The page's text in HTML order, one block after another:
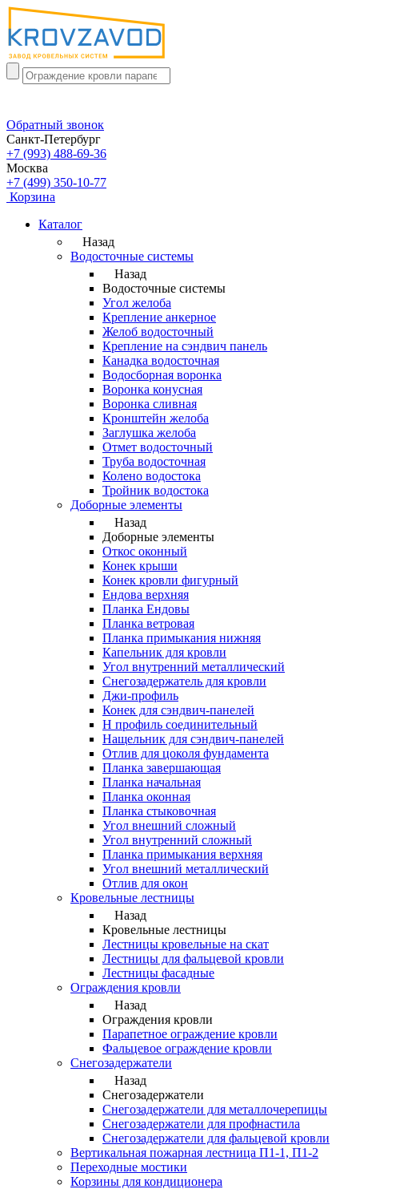
Обратный звонок
Санкт-Петербург
+7 (993) 488-69-36
Москва
+7 (499) 350-10-77
Корзина
Каталог
Назад
Водосточные системы
Назад
Водосточные системы
Угол желоба
Крепление анкерное
Желоб водосточный
Крепление на сэндвич панель
Канадка водосточная
Водосборная воронка
Воронка конусная
Воронка сливная
Кронштейн желоба
Заглушка желоба
Отмет водосточный
Труба водосточная
Колено водостока
Тройник водостока
Доборные элементы
Назад
Доборные элементы
Откос оконный
Конек крыши
Конек кровли фигурный
Ендова верхняя
Планка Ендовы
Планка ветровая
Планка примыкания нижняя
Капельник для кровли
Угол внутренний металлический
Снегозадержатель для кровли
Джи-профиль
Конек для сэндвич-панелей
Н профиль соединительный
Нащельник для сэндвич-панелей
Отлив для цоколя фундамента
Планка завершающая
Планка начальная
Планка оконная
Планка стыковочная
Угол внешний сложный
Угол внутренний сложный
Планка примыкания верхняя
Угол внешний металлический
Отлив для окон
Кровельные лестницы
Назад
Кровельные лестницы
Лестницы кровельные на скат
Лестницы для фальцевой кровли
Лестницы фасадные
Ограждения кровли
Назад
Ограждения кровли
Парапетное ограждение кровли
Фальцевое ограждение кровли
Снегозадержатели
Назад
Снегозадержатели
Снегозадержатели для металлочерепицы
Снегозадержатели для профнастила
Снегозадержатели для фальцевой кровли
Вертикальная пожарная лестница П1-1, П1-2
Переходные мостики
Корзины для кондиционера